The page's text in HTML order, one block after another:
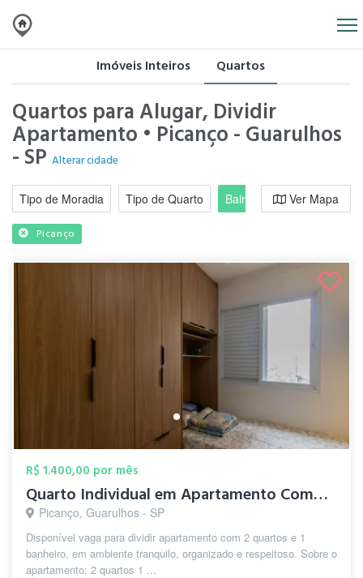
Imóveis Inteiros Quartos
Quartos para Alugar, Dividir
Apartamento • Picanço - Guarulhos
- SP Alterar cidade
Tipo de Moradia Tipo de Quarto Bairro / RegiãoVer Mapa
Picanço
R$ 1.400,00 por mês
Quarto Individual em Apartamento Compart...
Picanço, Guarulhos - SP
Disponível vaga para dividir apartamento com 2 quartos e 1
banheiro, em ambiente tranquilo, organizado e respeitoso. Sobre o
apartamento: 2 quartos 1 ...